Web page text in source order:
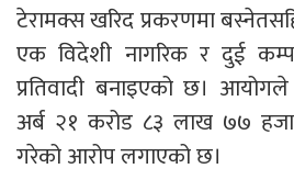
टेरामक्स खरिद प्रकरणमा
एक विदेशी नागरिक र दुई
प्रतिवादी बनाइएको छ। आयोगले
अर्ब २१ करोड ८३ लाख ७७
गरेको आरोप लगाएको छ।